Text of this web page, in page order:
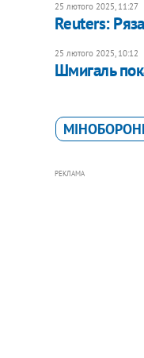
25 лютого 2025, 11:27
Reuters:
25 лютого 2025, 10:12
Шмигаль
РЕКЛАМА